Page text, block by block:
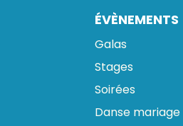
ÉVÈNEMENTS
Galas
Stages
Soirées
Danse mariage